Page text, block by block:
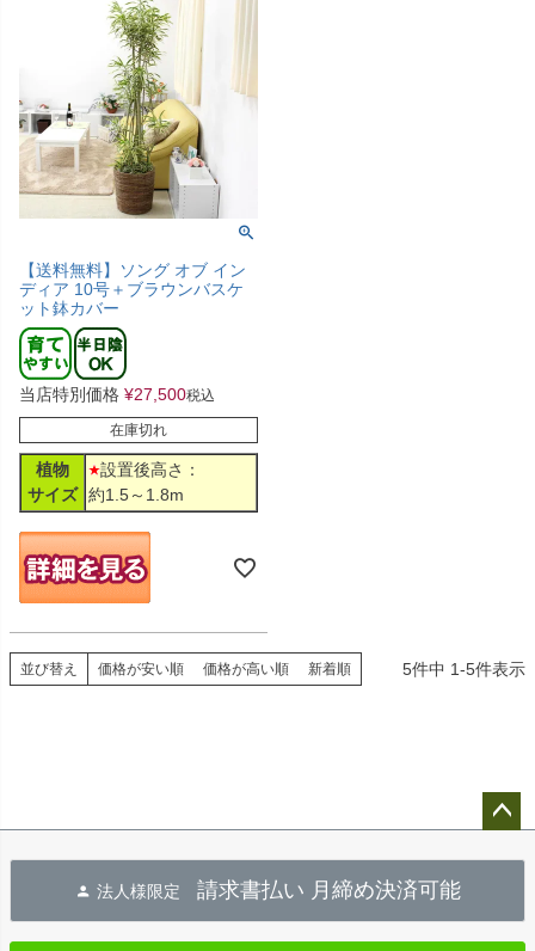
【送料無料】ソング オブ イン
ディア 10号＋ブラウンバスケ
ット鉢カバー
当店特別価格 ¥27,500税込
在庫切れ
植物
サイズ
設置後高さ：
約1.5～1.8m
並び替え 価格が安い順 価格が高い順 新着順 5件中 1-5件表示
へ
法人様限定 請求書払い 月締め決済可能